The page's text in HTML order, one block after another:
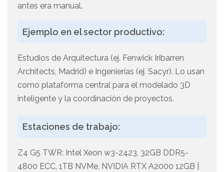
antes era manual.
Ejemplo en el sector productivo:
Estudios de Arquitectura (ej. Fenwick Iribarren
Architects, Madrid) e Ingenierías (ej. Sacyr). Lo usan
como plataforma central para el modelado 3D
inteligente y la coordinación de proyectos.
Estaciones de trabajo:
Z4 G5 TWR: Intel Xeon w3-2423, 32GB DDR5-
4800 ECC, 1TB NVMe, NVIDIA RTX A2000 12GB |